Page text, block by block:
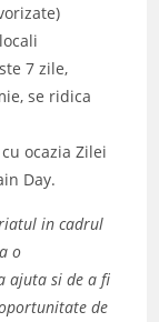
locali
7 zile,
se ridica
cu ocazia Zilei
Day.
in cadrul
o
ajuta si de a fi
de